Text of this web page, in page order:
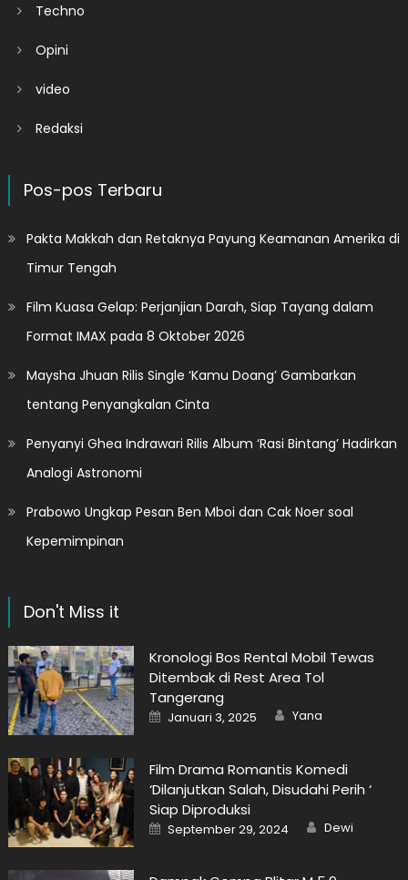
Techno
Opini
video
Redaksi
Pos-pos Terbaru
Pakta Makkah dan Retaknya Payung Keamanan Amerika di
Timur Tengah
Film Kuasa Gelap: Perjanjian Darah, Siap Tayang dalam
Format IMAX pada 8 Oktober 2026
Maysha Jhuan Rilis Single ‘Kamu Doang’ Gambarkan
tentang Penyangkalan Cinta
Penyanyi Ghea Indrawari Rilis Album ‘Rasi Bintang’ Hadirkan
Analogi Astronomi
Prabowo Ungkap Pesan Ben Mboi dan Cak Noer soal
Kepemimpinan
Don't Miss it
Kronologi Bos Rental Mobil Tewas
Ditembak di Rest Area Tol
Tangerang
Posted
on
Januari 3, 2025 Author
Yana
Film Drama Romantis Komedi
‘Dilanjutkan Salah, Disudahi Perih ‘
Siap Diproduksi
Posted
on
September 29, 2024 Author
Dewi